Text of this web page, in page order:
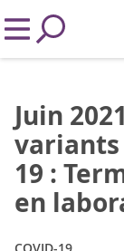
Juin
variants
19 :
en